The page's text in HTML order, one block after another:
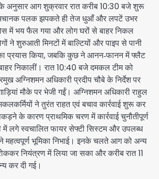
के अनुसार आग शुक्रवार रात करीब 10:30 बजे शुरू
पलक झपकते ही तेज धुआँ और लपटें उभर
में भय फैल गया और लोग घरों से बाहर निकल
शुरुआती मिनटों में बाल्टियों और पाइप से पानी
प्रयास किया, जबकि कुछ ने आनन‑फानन में फ्लैट
निकालीं। रात 10:40 बजे दमकल टीम को
अग्निशमन अधिकारी प्रदीप चौबे के निर्देश पर
मौके पर भेजी गईं। अग्निशमन अधिकारी राहुल
ने तुरंत राहत एवं बचाव कार्रवाई शुरू कर
के कारण प्राथमिक चरण में कार्रवाई चुनौतीपूर्ण
में लगे स्वचालित फायर सेफ्टी सिस्टम और उपलब्ध
महत्वपूर्ण भूमिका निभाई। इनके चलते आग को अन्य
नियंत्रण में लिया जा सका और करीब रात 11
कर दी गई।